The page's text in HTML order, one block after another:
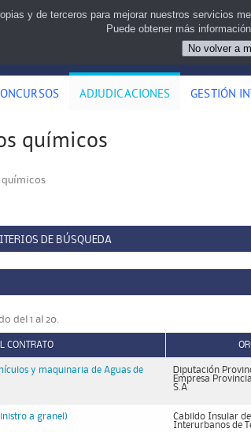
ADJUDICACIONES GESTIÓN
químicos
químicos
DE BÚSQUEDA
del 1 al 20.
CONTRATO
y maquinaria de Aguas de
Diputación
Empresa
S.A
a granel)
Cabildo Insular
Interurbanos de
y de terceros para mejorar nuestros servicios
Puede obtener más